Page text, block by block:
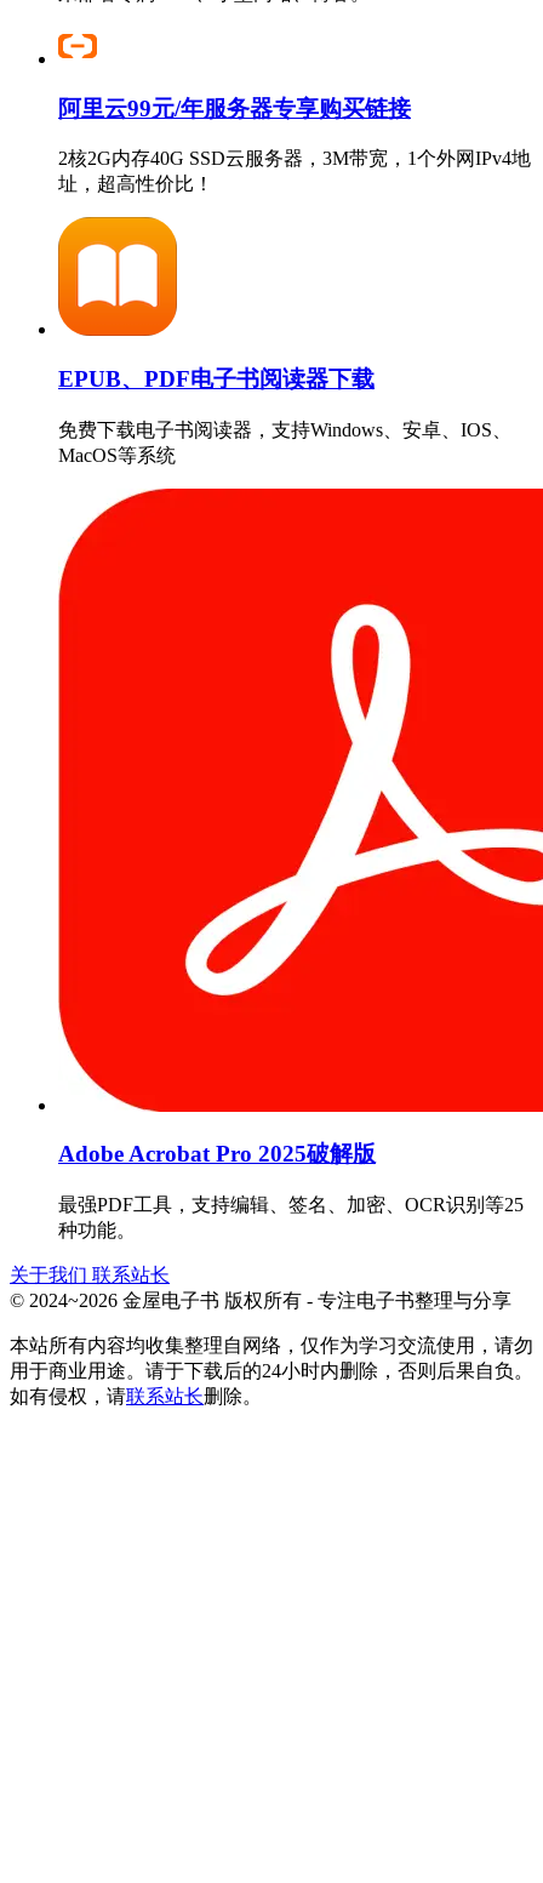
阿里云99元/年服务器专享购买链接
2核2G内存40G SSD云服务器，3M带宽，1个外网IPv4地
址，超高性价比！
EPUB、PDF电子书阅读器下载
免费下载电子书阅读器，支持Windows、安卓、IOS、
MacOS等系统
Adobe Acrobat Pro 2025破解版
最强PDF工具，支持编辑、签名、加密、OCR识别等25
种功能。
关于我们 联系站长
© 2024~2026 金屋电子书 版权所有 - 专注电子书整理与分享
本站所有内容均收集整理自网络，仅作为学习交流使用，请勿
用于商业用途。请于下载后的24小时内删除，否则后果自负。
如有侵权，请联系站长删除。